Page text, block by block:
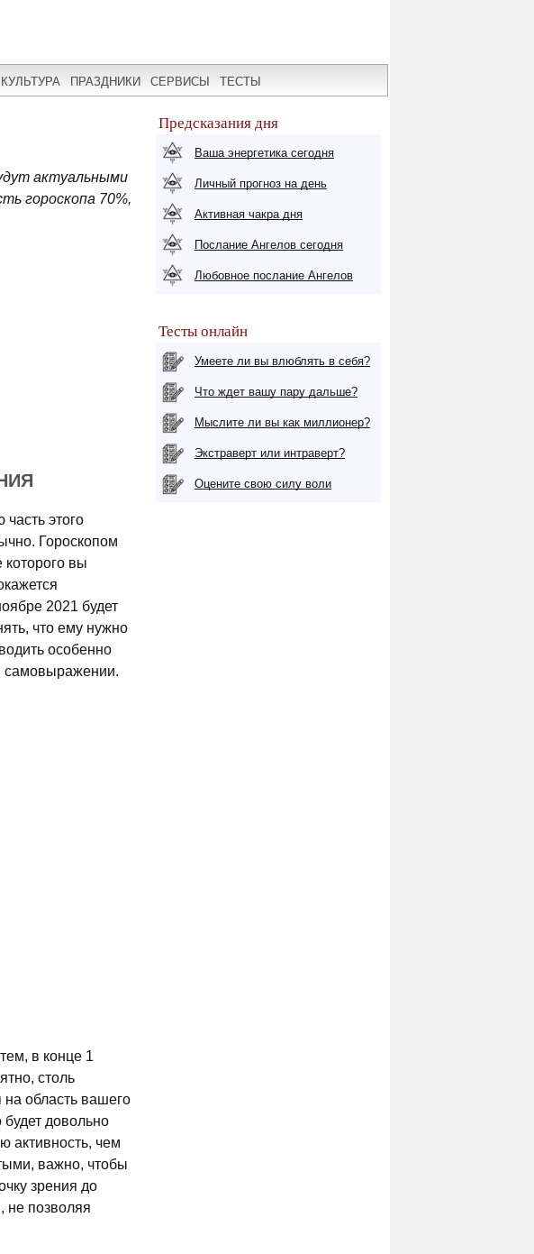
КУЛЬТУРА ПРАЗДНИКИ СЕРВИСЫ ТЕСТЫ
актуальными
гороскопа 70%,
этого
Гороскопом
вы
2021 будет
что ему нужно
особенно
самовыражении.
в конце 1
столь
на область вашего
будет довольно
активность, чем
важно, чтобы
зрения до
не позволяя
Предсказания дня
Ваша энергетика сегодня
Личный прогноз на день
Активная чакра дня
Послание Ангелов сегодня
Любовное послание Ангелов
Тесты онлайн
Умеете ли вы влюблять в себя?
Что ждет вашу пару дальше?
Мыслите ли вы как миллионер?
Экстраверт или интраверт?
Оцените свою силу воли